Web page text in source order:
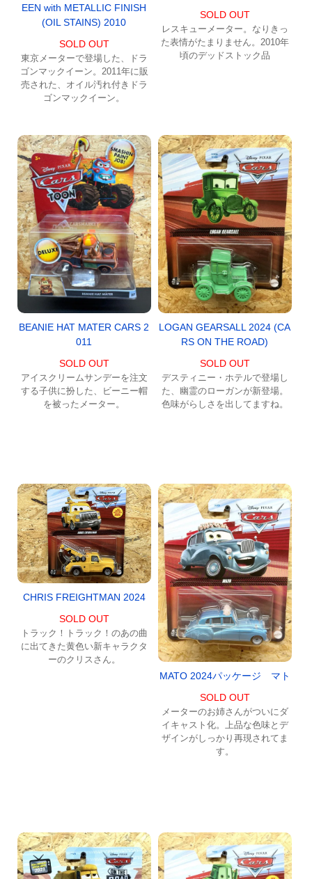
EEN with METALLIC FINISH
(OIL STAINS) 2010
SOLD OUT
東京メーターで登場した、ドラ
ゴンマックイーン。2011年に販
売された、オイル汚れ付きドラ
ゴンマックイーン。
SOLD OUT
レスキューメーター。なりきっ
た表情がたまりません。2010年
頃のデッドストック品
BEANIE HAT MATER CARS 2
011
SOLD OUT
アイスクリームサンデーを注文
する子供に扮した、ビーニー帽
を被ったメーター。
LOGAN GEARSALL 2024 (CA
RS ON THE ROAD)
SOLD OUT
デスティニー・ホテルで登場し
た、幽霊のローガンが新登場。
色味がらしさを出してますね。
CHRIS FREIGHTMAN 2024
SOLD OUT
トラック！トラック！のあの曲
に出てきた黄色い新キャラクタ
ーのクリスさん。
MATO 2024パッケージ マト
SOLD OUT
メーターのお姉さんがついにダ
イキャスト化。上品な色味とデ
ザインがしっかり再現されてま
す。